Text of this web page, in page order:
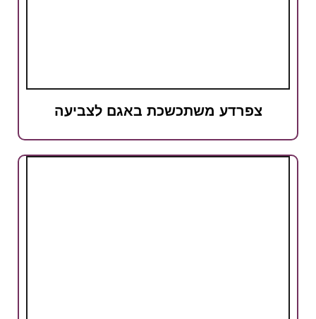
צפרדע משתכשכת באגם לצביעה